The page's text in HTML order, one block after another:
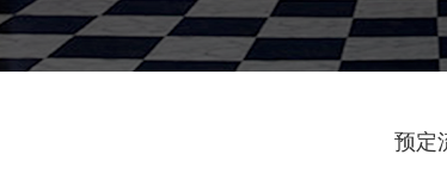
预定